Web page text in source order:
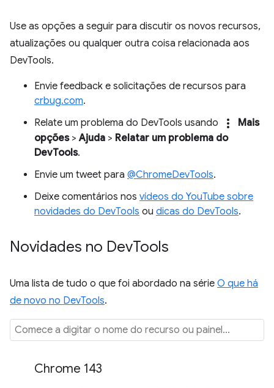
Use as opções a seguir para discutir os novos recursos,
atualizações ou qualquer outra coisa relacionada aos
DevTools.
Envie feedback e solicitações de recursos para
crbug.com.
Relate um problema do DevTools usando
more_vert
Mais
opções>Ajuda > Relatar um problema do
DevTools.
Envie um tweet para @ChromeDevTools.
Deixe comentários nos vídeos do YouTube sobre
novidades do DevTools ou dicas do DevTools.
Novidades no DevTools
Uma lista de tudo o que foi abordado na série O que há
de novo no DevTools.
Chrome 143